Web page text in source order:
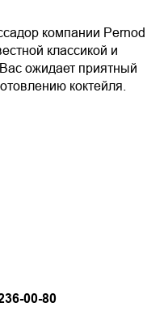
компании Pernod
классикой и
ожидает приятный
коктейля.
00-80